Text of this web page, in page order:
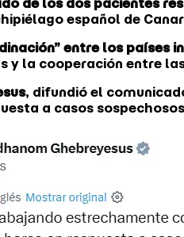
de los dos pacientes
español de
entre los
y la cooperación entre
, difundió el
a casos